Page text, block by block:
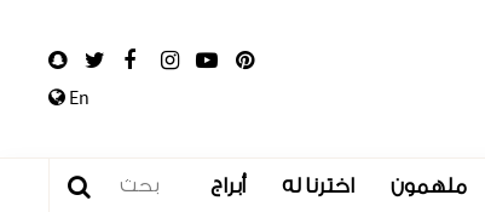
En
ملهمون اخترنا له أبراج